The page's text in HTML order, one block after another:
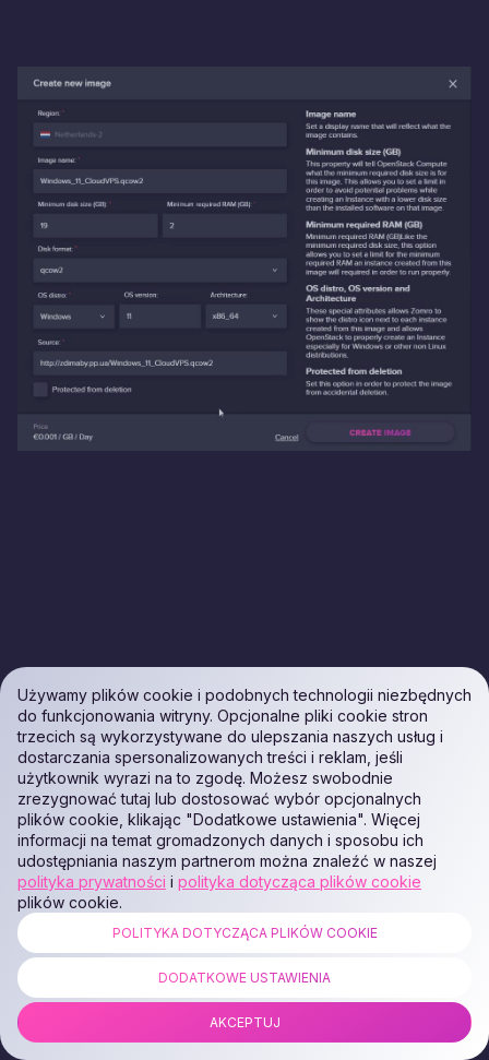
5.2. Tworzenie obrazu
Naciśnij"Utwórz obraz"i poczekaj na zakończenie
tworzenia obrazu na platformie
https://cp.zomro.com/services/cloud_vps/images. Po
zakończeniu procesu obraz otrzyma status"SAVING"
co oznacza, że jest zapisywany.
Używamy plików cookie i podobnych technologii niezbędnych
do funkcjonowania witryny. Opcjonalne pliki cookie stron
trzecich są wykorzystywane do ulepszania naszych usług i
dostarczania spersonalizowanych treści i reklam, jeśli
użytkownik wyrazi na to zgodę. Możesz swobodnie
zrezygnować tutaj lub dostosować wybór opcjonalnych
plików cookie, klikając "Dodatkowe ustawienia". Więcej
informacji na temat gromadzonych danych i sposobu ich
udostępniania naszym partnerom można znaleźć w naszej
polityka prywatności i polityka dotycząca plików cookie
plików cookie.
POLITYKA DOTYCZĄCA PLIKÓW COOKIE
DODATKOWE USTAWIENIA
AKCEPTUJ